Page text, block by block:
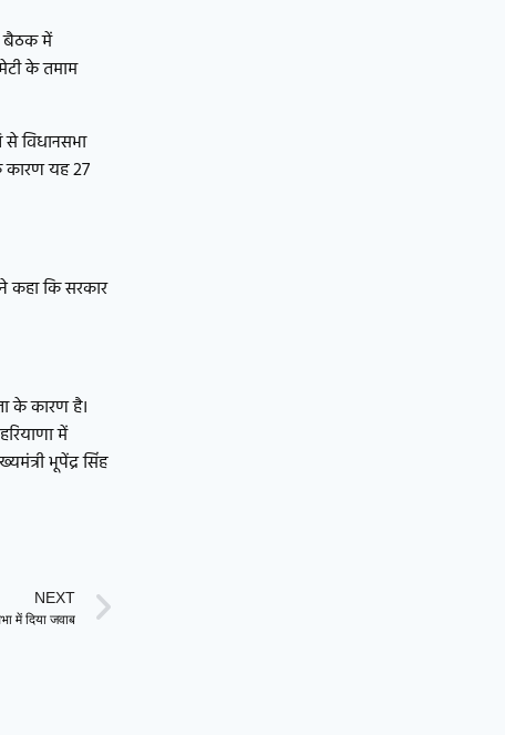
बैठक में
के तमाम
विधानसभा
कारण यह 27
कहा कि सरकार
के कारण है।
में
भूपेंद्र सिंह
NEXT
में दिया जवाब